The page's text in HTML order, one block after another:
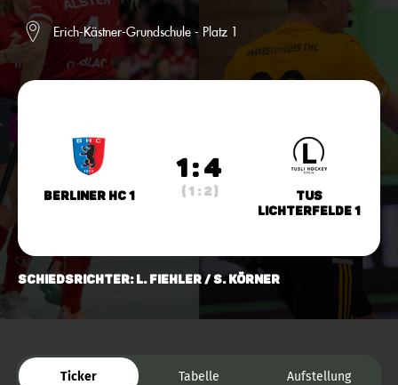
Erich-Kästner-Grundschule - Platz 1
Berliner HC 1
1 : 4
( 1 : 2 )
TuS
Lichterfelde 1
Schiedsrichter: l. Fiehler / s. Körner
Ticker Tabelle Aufstellung